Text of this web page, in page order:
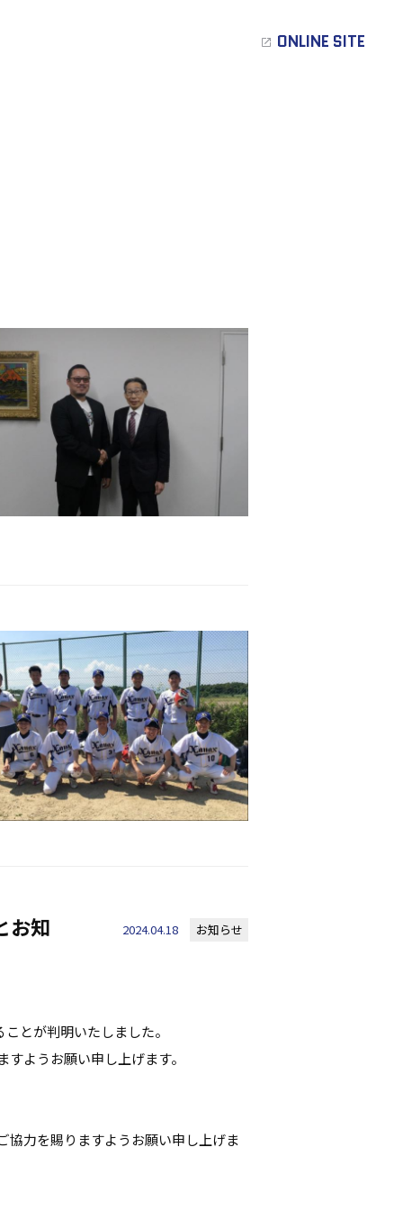
ONLINE SITE
お知 2024.04.18 お知らせ
とが判明いたしました。
ようお願い申し上げます。
力を賜りますようお願い申し上げま